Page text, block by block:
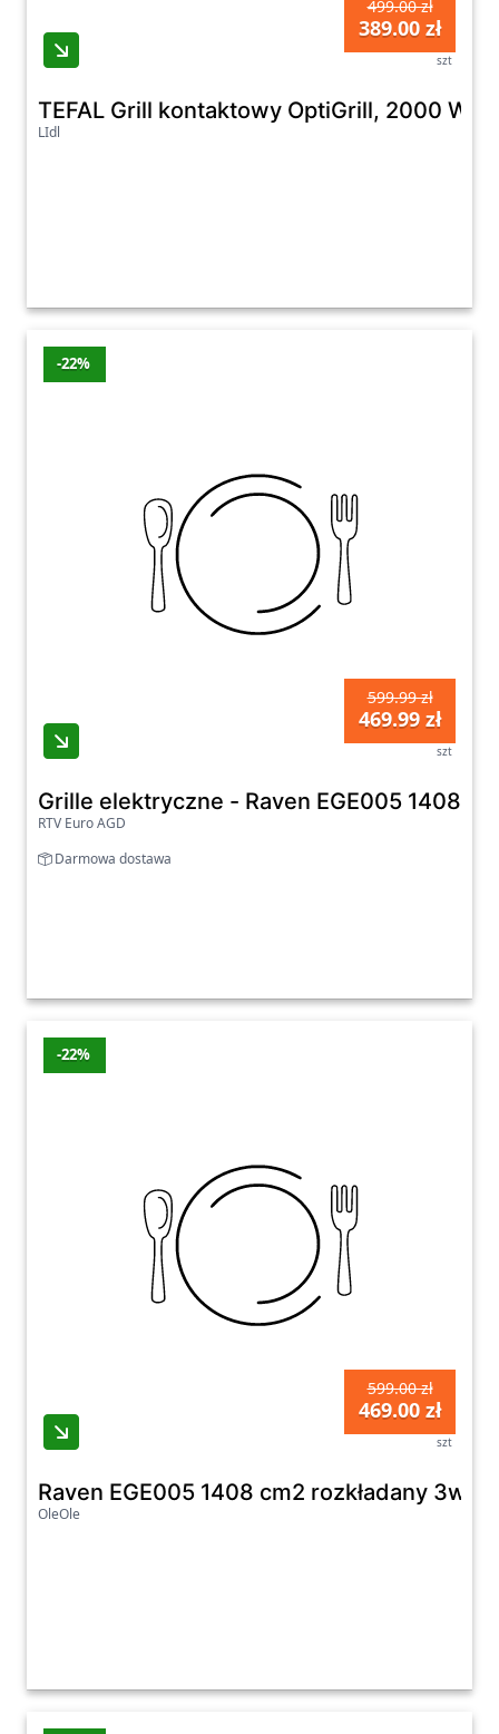
499.00 zł
389.00 zł
szt
TEFAL Grill kontaktowy OptiGrill, 2000 W,
LIdl
-22%
599.99 zł
469.99 zł
szt
Grille elektryczne - Raven EGE005 1408
RTV Euro AGD
Darmowa dostawa
-22%
599.00 zł
469.00 zł
szt
Raven EGE005 1408 cm2 rozkładany 3w1
OleOle